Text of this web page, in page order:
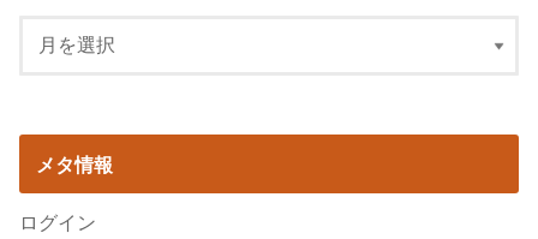
メタ情報
ログイン